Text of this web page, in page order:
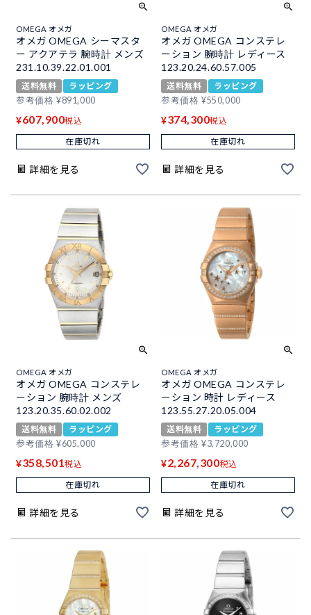
OMEGA オメガ
オメガ OMEGA シーマスタ
ー アクアテラ 腕時計 メンズ
231.10.39.22.01.001
送料無料
ラッピング
参考価格 ¥891,000
¥607,900税込
在庫切れ
詳細を見る
OMEGA オメガ
オメガ OMEGA コンステレ
ーション 腕時計 レディース
123.20.24.60.57.005
送料無料
ラッピング
参考価格 ¥550,000
¥374,300税込
在庫切れ
詳細を見る
OMEGA オメガ
オメガ OMEGA コンステレ
ーション 腕時計 メンズ
123.20.35.60.02.002
送料無料
ラッピング
参考価格 ¥605,000
¥358,501税込
在庫切れ
詳細を見る
OMEGA オメガ
オメガ OMEGA コンステレ
ーション 時計 レディース
123.55.27.20.05.004
送料無料
ラッピング
参考価格 ¥3,720,000
¥2,267,300税込
在庫切れ
詳細を見る